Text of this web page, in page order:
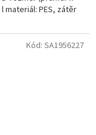
materiál: PES, zátěr
Kód: SA1956227